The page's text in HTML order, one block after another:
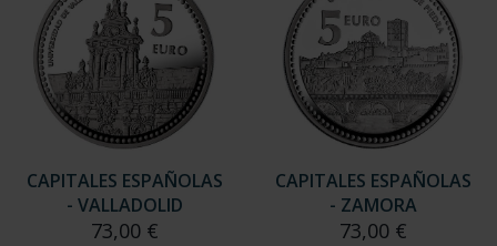
CAPITALES ESPAÑOLAS
- VALLADOLID
73,00 €
CAPITALES ESPAÑOLAS
- ZAMORA
73,00 €